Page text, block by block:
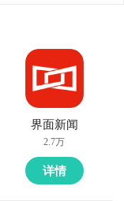
界面新闻
2.7万
详情